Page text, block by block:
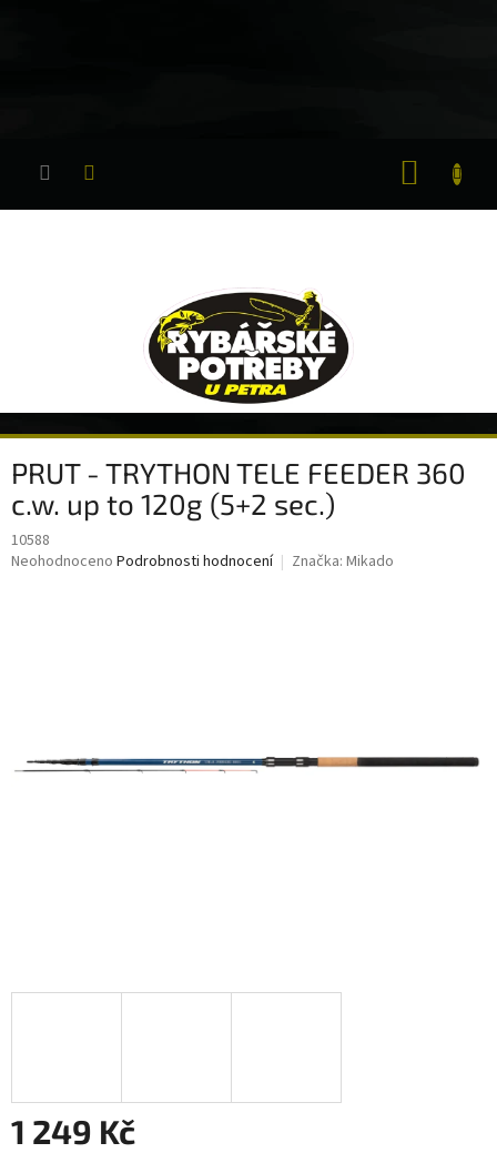
PRUT - TRYTHON TELE FEEDER 360
c.w. up to 120g (5+2 sec.)
10588
Průměrné
Neohodnoceno Podrobnosti hodnocení Značka: Mikado
1 249 Kč